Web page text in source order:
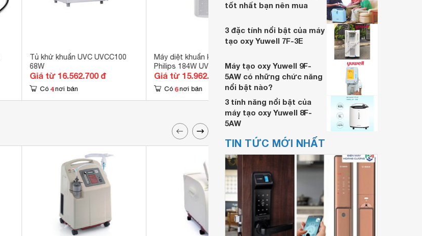
Tủ khử khuẩn UVC UVCC100
68W
Giá từ 16.562.700 đ
Có 4 nơi bán
Máy diệt khuẩn không khí
Philips 184W UVCA100 12
Giá từ 15.962.870 đ
Có 6 nơi bán
Máy tạo oxy 10 lít Owgels OZ-
5-01NW0 (OZ-5-01GWO)
Giá từ 12.381.600 đ
tốt nhất bạn nên mua
3 đặc tính nổi bật của máy
tạo oxy Yuwell 7F-3E
Máy tạo oxy Yuwell 9F-
5AW có những chức năng
nổi bật nào?
3 tính năng nổi bật của
máy tạo oxy Yuwell 8F-
5AW
TIN TỨC MỚI NHẤT